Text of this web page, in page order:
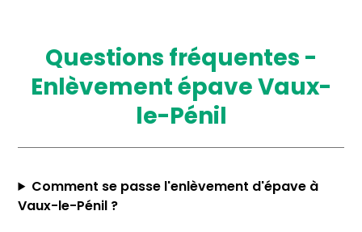
Questions fréquentes -
Enlèvement épave Vaux-
le-Pénil
Comment se passe l'enlèvement d'épave à
Vaux-le-Pénil ?